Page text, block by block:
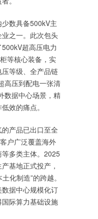
数具备500kV主
之一。此次包头
超高压电力
等核心装备，实
等级、全产品链
高压到配电一张清
数据中心场景，精
效的痛点。
产品已出口至全
户广泛覆盖海外
多类主体。2025
基地正式投产，
化制造”的跨越。
据中心规模化订
际算力基础设施